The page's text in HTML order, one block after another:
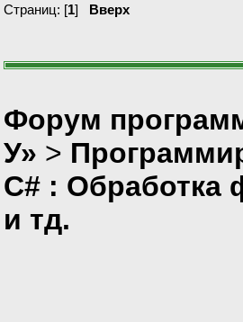
Страниц: [1] Вверх
Форум
У» >
C# : Обработка
и тд.